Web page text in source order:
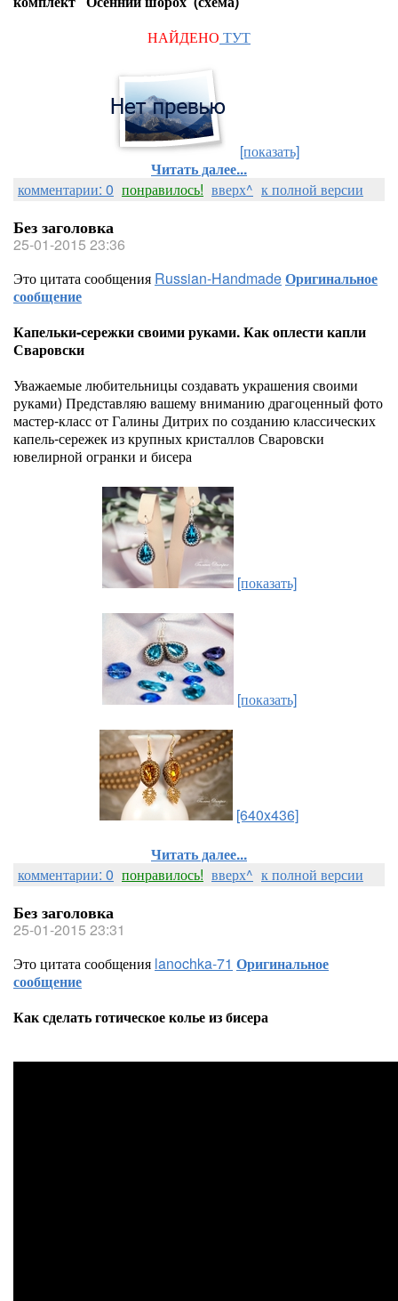
НАЙДЕНО ТУТ
[показать]
Читать далее...
комментарии: 0 понравилось! вверх^ к полной версии
Без заголовка
25-01-2015 23:36
Это цитата сообщения Russian-HandmadeОригинальное
сообщение
Капельки-сережки своими руками. Как оплести капли
Сваровски
Уважаемые любительницы создавать украшения своими
руками) Представляю вашему вниманию драгоценный фото
мастер-класс от Галины Дитрих по созданию классических
капель-сережек из крупных кристаллов Сваровски
ювелирной огранки и бисера
[показать]
[показать]
[640x436]
Читать далее...
комментарии: 0 понравилось! вверх^ к полной версии
Без заголовка
25-01-2015 23:31
Это цитата сообщения lanochka-71 Оригинальное
сообщение
Как сделать готическое колье из бисера